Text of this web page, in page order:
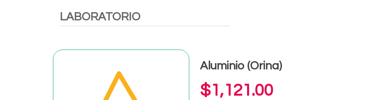
LABORATORIO
Aluminio (Orina)
$1,121.00